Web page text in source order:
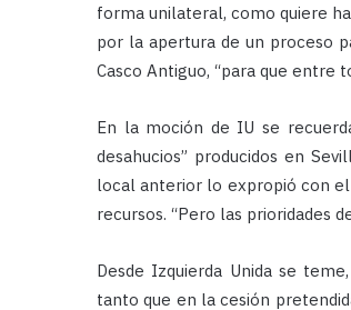
forma unilateral, como quiere
por la apertura de un proceso
Casco Antiguo, “para que entre
En la moción de IU se
desahucios” producidos en
local anterior lo expropió con
recursos. “Pero las prioridades
Desde Izquierda Unida se
tanto que en la cesión